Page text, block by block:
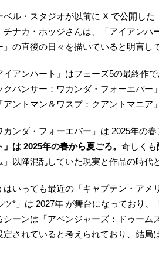
ベル・スタジオが以前に X で公開し
チナカ・ホッジさんは、「アイアンハ
」の直後の日々を描いていると明言し
イアンハート」はフェーズ5の最終作
クパンサー：ワカンダ・フォーエバー
アントマン＆ワスプ：クアントマニア
カンダ・フォーエバー」は 2025年の
」は 2025年の春から夏ごろ。 奇しくも
」以降混乱していた現実と作品の時代
はいっても最近の「キャプテン・アメ
ツ*」は 2027年 が舞台になっており
シーンは「アベンジャーズ：ドゥーム
定されていると考えられており、結局